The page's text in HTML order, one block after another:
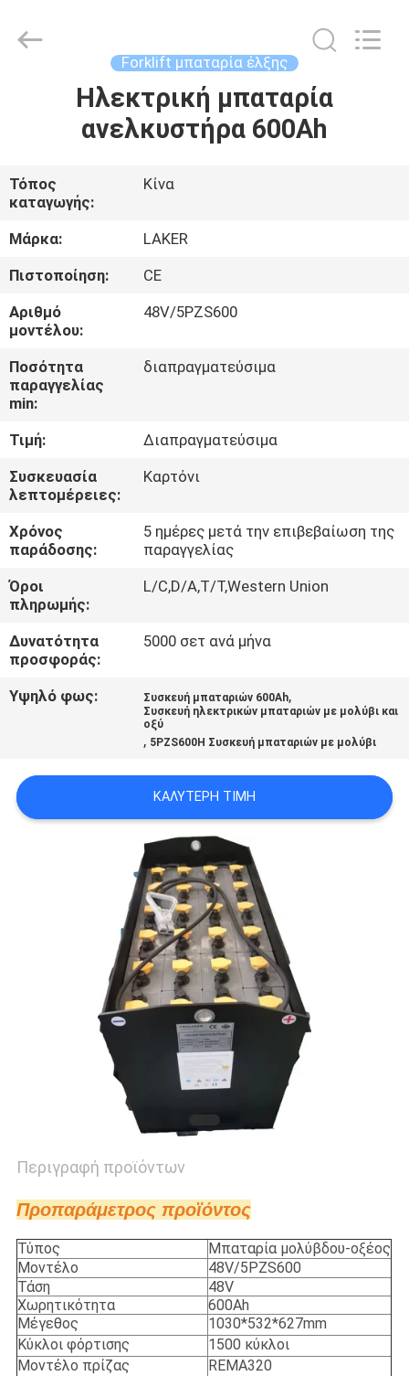
ΑΡΧΙΚΉ
ΣΕΛΊΔΑ
ΠΡΟΪΌΝΤΑ
ΣΧΕΤΙΚΆ
ΜΕ
ΕΜΆΣ
ΓΎΡΟΣ
ΕΡΓΟΣΤΑΣΊΩΝ
ΠΟΙΟΤΙΚΌΣ
ΈΛΕΓΧΟΣ
ΕΠΑΦΉ
ΝΈΑ
SITEMAP
ΑΠΟΡΡΉΤΟΥ
CO.,LIMITED.
Forklift μπαταρία έλξης
Ηλεκτρική μπαταρία
ανελκυστήρα 600Ah
Τόπος
καταγωγής:
Κίνα
Μάρκα:
LAKER
Πιστοποίηση:
CE
Αριθμό
μοντέλου:
48V/5PZS600
Ποσότητα
παραγγελίας
min:
διαπραγματεύσιμα
Τιμή:
Διαπραγματεύσιμα
Συσκευασία
λεπτομέρειες:
Καρτόνι
Χρόνος
παράδοσης:
5 ημέρες μετά την επιβεβαίωση της
παραγγελίας
Όροι
πληρωμής:
L/C,D/A,T/T,Western Union
Δυνατότητα
προσφοράς:
5000 σετ ανά μήνα
Υψηλό φως: Συσκευή μπαταριών 600Ah,
Συσκευή ηλεκτρικών μπαταριών με μολύβι και
οξύ
, 5PZS600H Συσκευή μπαταριών με μολύβι
ΚΑΛΎΤΕΡΗ ΤΙΜΉ
Περιγραφή προϊόντων
Προπαράμετρος προϊόντος
Τύπος
Μπαταρία μολύβδου-οξέος
Μοντέλο
48V/5PZS600
Τάση
48V
Χωρητικότητα
600Ah
Μέγεθος
1030*532*627mm
Κύκλοι φόρτισης
1500 κύκλοι
Μοντέλο πρίζας
REMA320